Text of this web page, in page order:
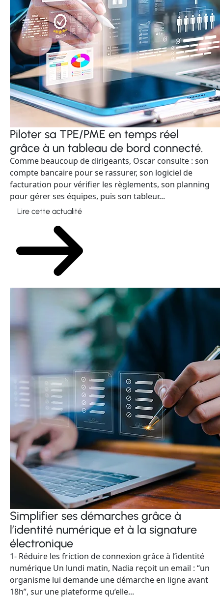
Piloter sa TPE/PME en temps réel
grâce à un tableau de bord connecté.
Comme beaucoup de dirigeants, Oscar consulte : son
compte bancaire pour se rassurer, son logiciel de
facturation pour vérifier les règlements, son planning
pour gérer ses équipes, puis son tableur...
Lire cette actualité
Simplifier ses démarches grâce à
l’identité numérique et à la signature
électronique
1- Réduire les friction de connexion grâce à l’identité
numérique Un lundi matin, Nadia reçoit un email : “un
organisme lui demande une démarche en ligne avant
18h”, sur une plateforme qu’elle...